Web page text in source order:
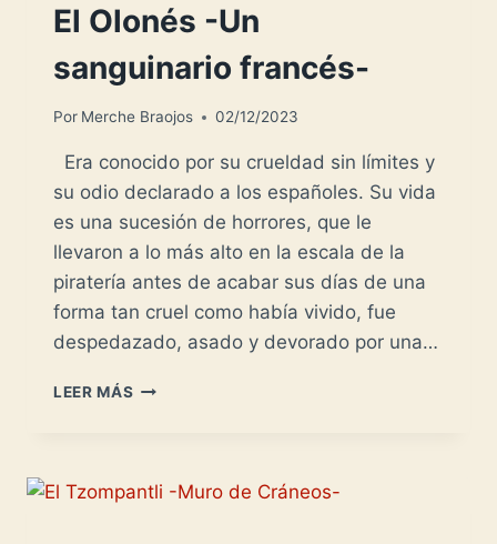
El Olonés -Un
sanguinario francés-
Por Merche Braojos 02/12/2023
Era conocido por su crueldad sin límites y
su odio declarado a los españoles. Su vida
es una sucesión de horrores, que le
llevaron a lo más alto en la escala de la
piratería antes de acabar sus días de una
forma tan cruel como había vivido, fue
despedazado, asado y devorado por una…
LEER MÁS
FRANCÉS-